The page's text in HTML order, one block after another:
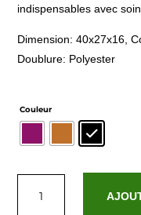
indispensables avec soin.
Dimension: 40x27x16,
Doublure: Polyester
Couleur